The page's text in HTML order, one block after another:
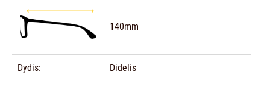
140mm
Dydis: Didelis